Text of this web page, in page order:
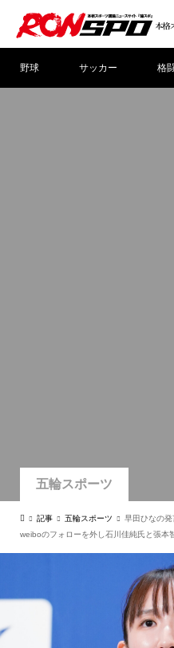
野球 サッカー 格
五輪スポーツ
記事 五輪スポーツ
早田ひなの
weiboのフォローを外し石川佳純氏と張本